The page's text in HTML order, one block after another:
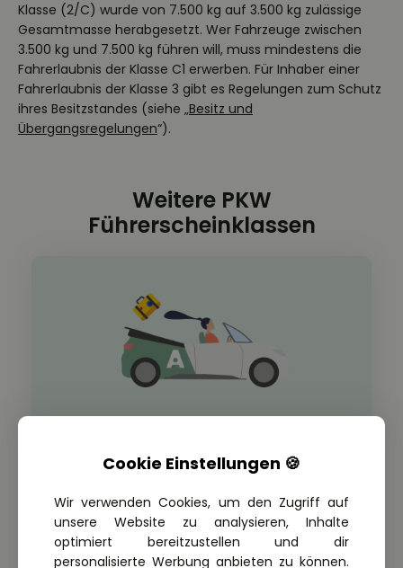
Klasse (2/C) wurde von 7.500 kg auf 3.500 kg zulässige
Gesamtmasse herabgesetzt. Wer Fahrzeuge zwischen
3.500 kg und 7.500 kg führen will, muss mindestens die
Fahrerlaubnis der Klasse C1 erwerben. Für Inhaber einer
Fahrerlaubnis der Klasse 3 gibt es Regelungen zum Schutz
ihres Besitzstandes (siehe „Besitz und
Übergangsregelungen“).
Weitere PKW
Führerscheinklassen
FÜHRERSCHEINKLASSEN AUTO
Modern und einfach. Mit der Führerscheinklasse
B197 die praktische Prüfung auf einem
Automatik Fahrzeug machen und trotzdem
Cookie Einstellungen 🍪
Wir verwenden Cookies, um den Zugriff auf
unsere Website zu analysieren, Inhalte
optimiert bereitzustellen und dir
personalisierte Werbung anbieten zu können.